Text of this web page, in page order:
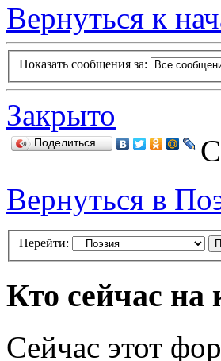
Вернуться к
Показать сообщения за:
Закрыто
Поделиться…
Вернуться в
Перейти:
Кто сейчас
Сейчас этот